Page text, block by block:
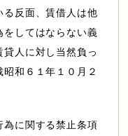
る反面、賃借人は他
をしてはならない義
人に対し当然負っ
和６１年１０月２
為に関する禁止条項